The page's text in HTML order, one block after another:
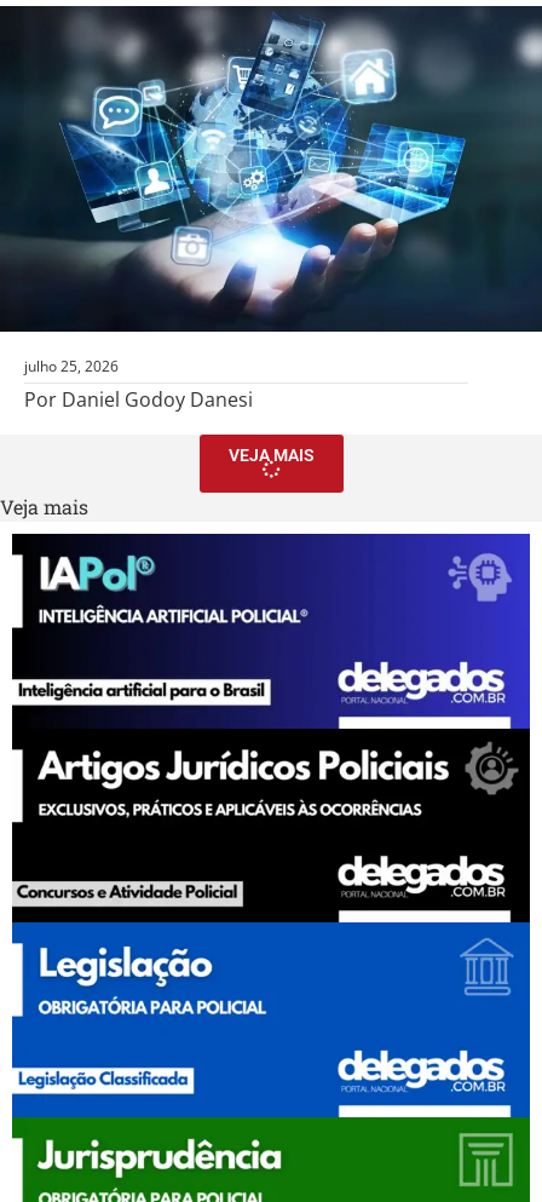
julho 25, 2026
Por Daniel Godoy Danesi
VEJA MAIS
Veja mais